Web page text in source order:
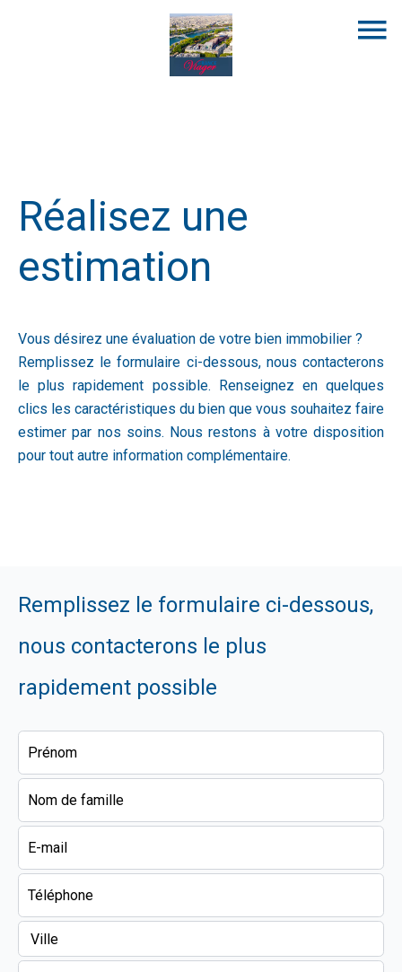
Réalisez une
estimation
Vous désirez une évaluation de votre bien immobilier ?
Remplissez le formulaire ci-dessous, nous contacterons
le plus rapidement possible. Renseignez en quelques
clics les caractéristiques du bien que vous souhaitez faire
estimer par nos soins. Nous restons à votre disposition
pour tout autre information complémentaire.
Remplissez le formulaire ci-dessous,
nous contacterons le plus
rapidement possible
Ville